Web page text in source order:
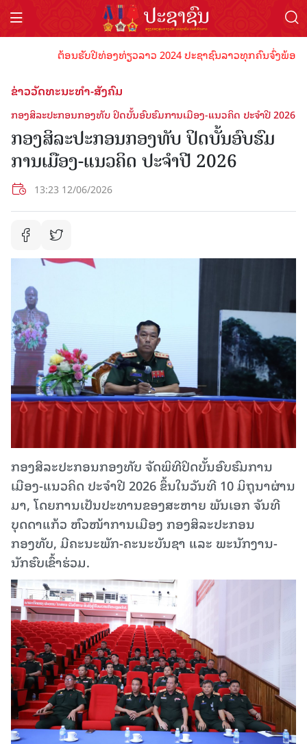
ຕ້ອນຮັບປີທ່ອງທ່ຽວລາວ 2024 ປະຊາຊົນລາວທຸກຄົນຈົ່ງພ້ອມເ
ຂ່າວວັດທະນະທຳ-ສັງຄົມ
ກອງສິລະປະກອນກອງທັບ ປິດບັ້ນອົບຮົມການເມືອງ-ແນວຄິດ ປະຈຳປີ 2026
ກອງສິລະປະກອນກອງທັບ ປິດບັ້ນອົບຮົມ
ການເມືອງ-ແນວຄິດ ປະຈຳປີ 2026
13:23 12/06/2026
ກອງສິລະປະກອນກອງທັບ ຈັດພິທີປິດບັ້ນອົບຮົມການ
ເມືອງ-ແນວຄິດ ປະຈຳປີ 2026 ຂຶ້ນໃນວັນທີ 10 ມິຖຸນາຜ່ານ
ມາ, ໂດຍການເປັນປະທານຂອງສະຫາຍ ພັນເອກ ຈັນທີ
ບຸດດາແກ້ວ ຫົວໜ້າການເມືອງ ກອງສິລະປະກອນ
ກອງທັບ, ມີຄະນະພັກ-ຄະນະບັນຊາ ແລະ ພະນັກງານ-
ນັກຮົບເຂົ້າຮ່ວມ.